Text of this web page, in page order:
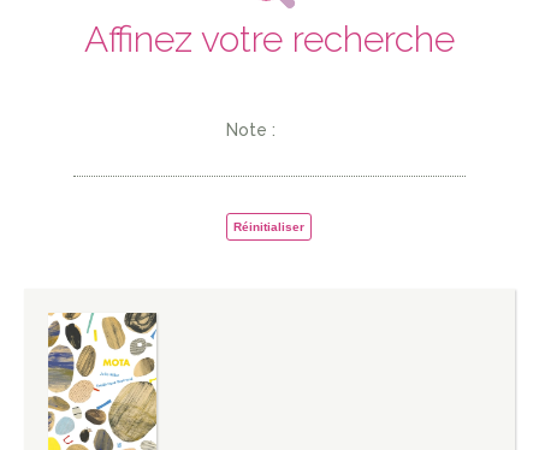
Affinez votre recherche
Note :
Réinitialiser